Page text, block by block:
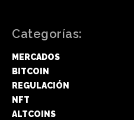
Categorías:
MERCADOS
BITCOIN
REGULACIÓN
NFT
ALTCOINS